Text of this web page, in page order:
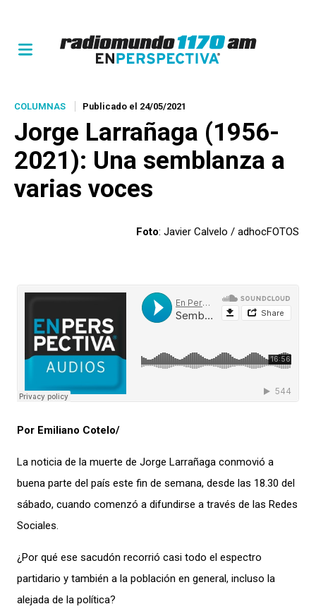
COLUMNAS Publicado el 24/05/2021
Jorge Larrañaga (1956-
2021): Una semblanza a
varias voces
Foto: Javier Calvelo / adhocFOTOS
Por Emiliano Cotelo/
La noticia de la muerte de Jorge Larrañaga conmovió a
buena parte del país este fin de semana, desde las 18.30 del
sábado, cuando comenzó a difundirse a través de las Redes
Sociales.
¿Por qué ese sacudón recorrió casi todo el espectro
partidario y también a la población en general, incluso la
alejada de la política?